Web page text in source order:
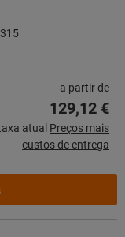
a partir de
129,12 €
atual Preços mais
custos de entrega